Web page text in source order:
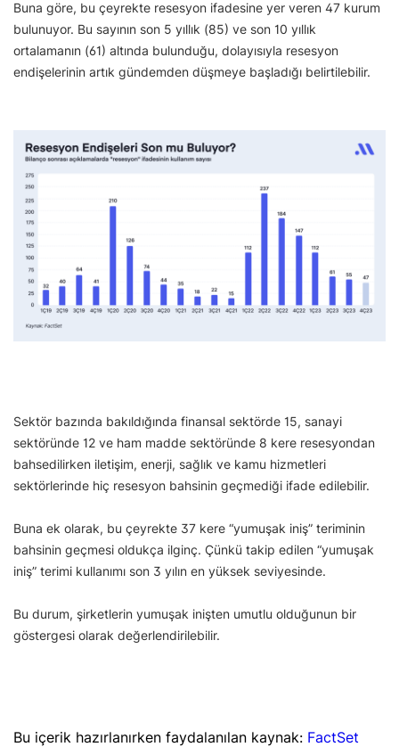
Buna göre, bu çeyrekte resesyon ifadesine yer veren 47 kurum
bulunuyor. Bu sayının son 5 yıllık (85) ve son 10 yıllık
ortalamanın (61) altında bulunduğu, dolayısıyla resesyon
endişelerinin artık gündemden düşmeye başladığı belirtilebilir.
Sektör bazında bakıldığında finansal sektörde 15, sanayi
sektöründe 12 ve ham madde sektöründe 8 kere resesyondan
bahsedilirken iletişim, enerji, sağlık ve kamu hizmetleri
sektörlerinde hiç resesyon bahsinin geçmediği ifade edilebilir.
Buna ek olarak, bu çeyrekte 37 kere “yumuşak iniş” teriminin
bahsinin geçmesi oldukça ilginç. Çünkü takip edilen “yumuşak
iniş” terimi kullanımı son 3 yılın en yüksek seviyesinde.
Bu durum, şirketlerin yumuşak inişten umutlu olduğunun bir
göstergesi olarak değerlendirilebilir.
Bu içerik hazırlanırken faydalanılan kaynak: FactSet